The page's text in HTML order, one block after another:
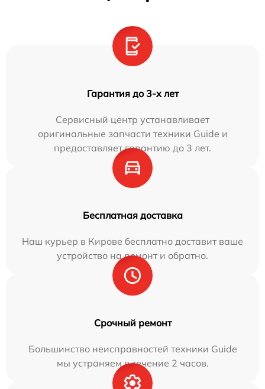
Гарантия до 3-х лет
Сервисный центр устанавливает
оригинальные запчасти техники Guide и
предоставляет гарантию до 3 лет.
Бесплатная доставка
Наш курьер в Кирове бесплатно доставит ваше
устройство на ремонт и обратно.
Срочный ремонт
Большинство неисправностей техники Guide
мы устраняем в течение 2 часов.